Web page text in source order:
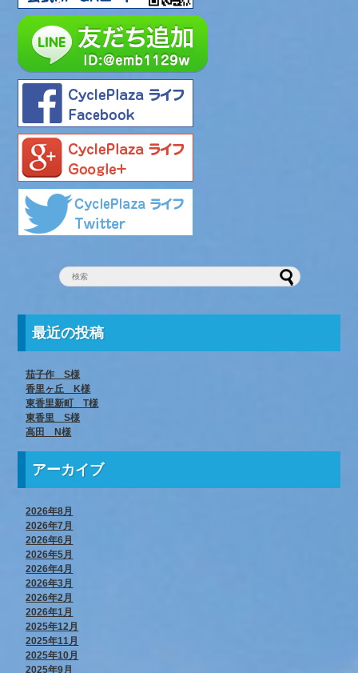
最近の投稿
茄子作 S様
香里ヶ丘 K様
東香里新町 T様
東香里 S様
高田 N様
アーカイブ
2026年8月
2026年7月
2026年6月
2026年5月
2026年4月
2026年3月
2026年2月
2026年1月
2025年12月
2025年11月
2025年10月
2025年9月